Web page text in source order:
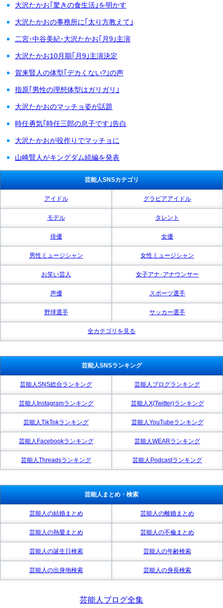
大沢たかお｢驚きの食生活｣を明かす
大沢たかおの事務所に｢太り方教えて｣
二宮･中谷美紀･大沢たかお｢月9｣主演
大沢たかお10月期｢月9｣主演決定
賀来賢人の体型｢デカくない?｣の声
指原｢男性の理想体型はガリガリ｣
大沢たかおのマッチョ姿が話題
時任勇気｢時任三郎の息子です｣告白
大沢たかおが役作りでマッチョに
山崎賢人がキングダム続編を発表
芸能人SNSカテゴリ
アイドル グラビアアイドル
モデル タレント
俳優 女優
男性ミュージシャン 女性ミュージシャン
お笑い芸人 女子アナ･アナウンサー
声優 スポーツ選手
野球選手 サッカー選手
全カテゴリを見る
芸能人SNSランキング
芸能人SNS総合ランキング 芸能人ブログランキング
芸能人Instagramランキング 芸能人X(Twitter)ランキング
芸能人TikTokランキング 芸能人YouTubeランキング
芸能人Facebookランキング 芸能人WEARランキング
芸能人Threadsランキング 芸能人Podcastランキング
芸能人まとめ・検索
芸能人の結婚まとめ 芸能人の離婚まとめ
芸能人の熱愛まとめ 芸能人の不倫まとめ
芸能人の誕生日検索 芸能人の年齢検索
芸能人の出身地検索 芸能人の身長検索
芸能人ブログ全集